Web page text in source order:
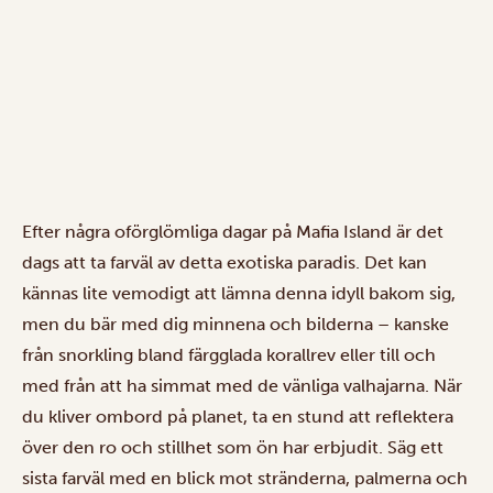
Efter några oförglömliga dagar på Mafia Island är det
dags att ta farväl av detta exotiska paradis. Det kan
kännas lite vemodigt att lämna denna idyll bakom sig,
men du bär med dig minnena och bilderna – kanske
från snorkling bland färgglada korallrev eller till och
med från att ha simmat med de vänliga valhajarna. När
du kliver ombord på planet, ta en stund att reflektera
över den ro och stillhet som ön har erbjudit. Säg ett
sista farväl med en blick mot stränderna, palmerna och